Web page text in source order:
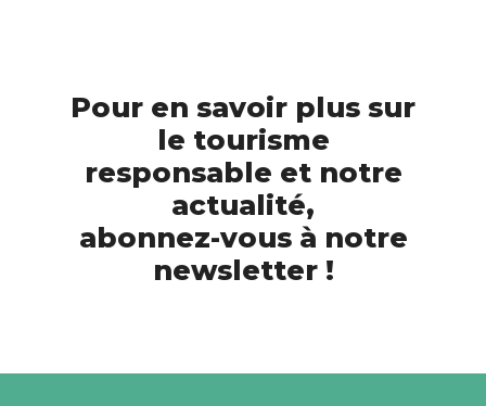
Pour en savoir plus sur
le tourisme
responsable et notre
actualité,
abonnez-vous à notre
newsletter !